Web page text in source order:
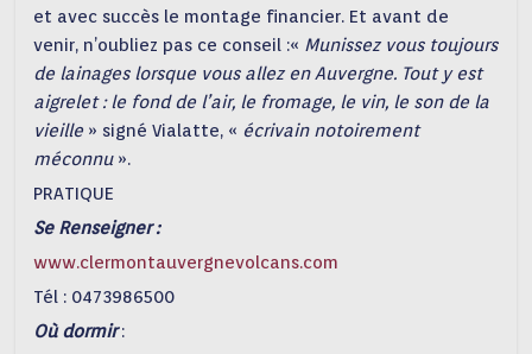
et avec succès le montage financier. Et avant de
venir, n’oubliez pas ce conseil :« Munissez vous toujours
de lainages lorsque vous allez en Auvergne. Tout y est
aigrelet : le fond de l’air, le fromage, le vin, le son de la
vieille » signé Vialatte, « écrivain notoirement
méconnu».
PRATIQUE
Se Renseigner :
www.clermontauvergnevolcans.com
Tél : 0473986500
Où dormir: